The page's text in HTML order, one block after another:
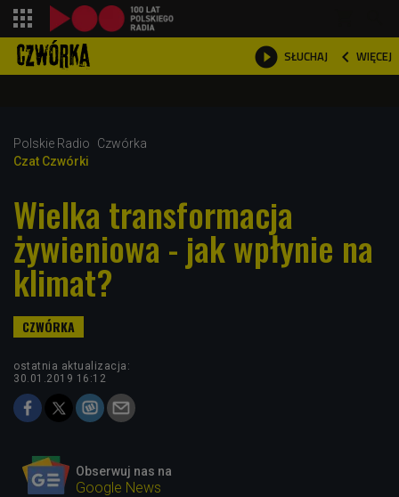
 SŁUCHAJ  WIĘCEJ

Polskie Radio
Czwórka
Czat Czwórki
Wielka transformacja
żywieniowa - jak wpłynie na
klimat?
ostatnia aktualizacja:
30.01.2019 16:12
Obserwuj nas na
Google News